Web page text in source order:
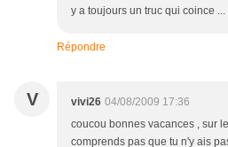
y a toujours un truc qui coince ...
Répondre
V vivi26 04/08/2009 17:36
coucou bonnes vacances , sur
comprends pas que tu n'y ais